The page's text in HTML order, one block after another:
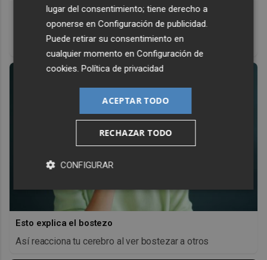
¿Conocías estos 5 consejos?
Consejos infalibles para eliminar la cal del baño fácil y
Esto explica el bostezo
Así reacciona tu cerebro al ver bostezar a otros
lugar del consentimiento; tiene derecho a
oponerse enConfiguración de publicidad.
Puede retirar su consentimiento en
cualquier momento enConfiguración de
cookies.Política de privacidad
ACEPTAR TODO
RECHAZAR TODO
CONFIGURAR